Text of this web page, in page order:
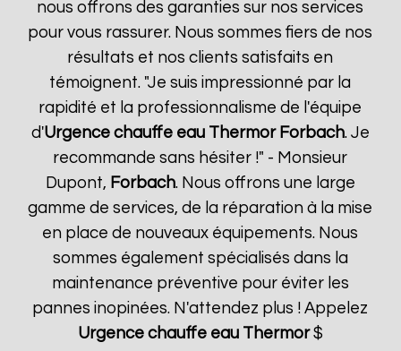
nous offrons des garanties sur nos services
pour vous rassurer. Nous sommes fiers de nos
résultats et nos clients satisfaits en
témoignent. "Je suis impressionné par la
rapidité et la professionnalisme de l'équipe
d'Urgence chauffe eau Thermor Forbach. Je
recommande sans hésiter !" - Monsieur
Dupont, Forbach. Nous offrons une large
gamme de services, de la réparation à la mise
en place de nouveaux équipements. Nous
sommes également spécialisés dans la
maintenance préventive pour éviter les
pannes inopinées. N'attendez plus ! Appelez
Urgence chauffe eau Thermor$